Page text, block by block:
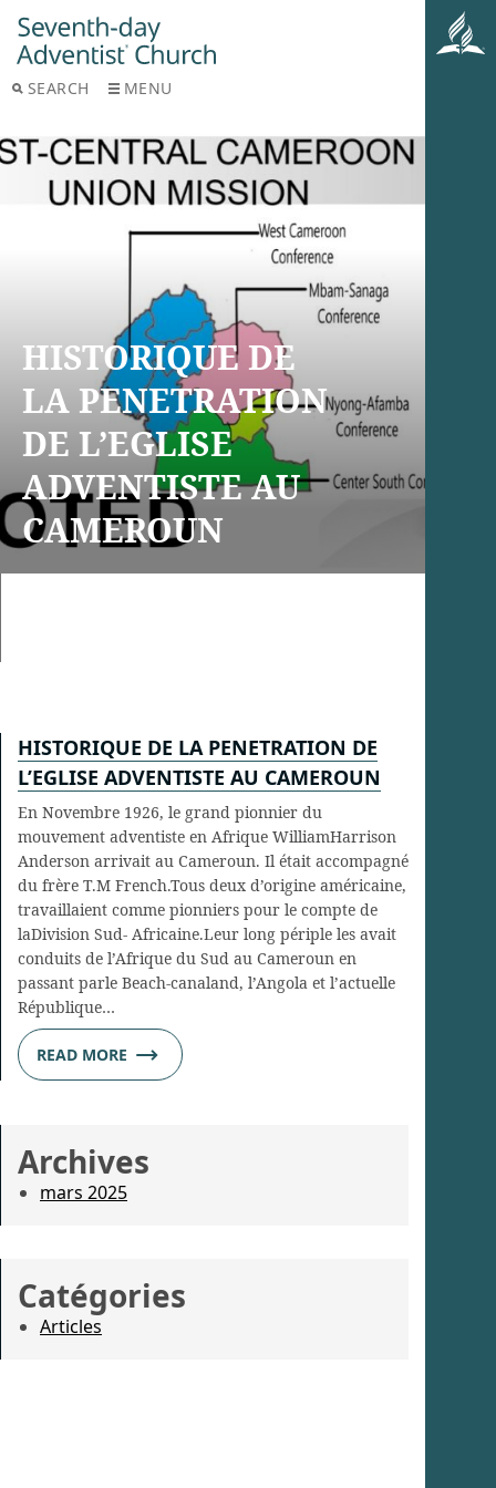
SEARCH MENU
HISTORIQUE DE
LA PENETRATION
DE L’EGLISE
ADVENTISTE AU
CAMEROUN
HISTORIQUE DE LA PENETRATION DE
L’EGLISE ADVENTISTE AU CAMEROUN
En Novembre 1926, le grand pionnier du
mouvement adventiste en Afrique WilliamHarrison
Anderson arrivait au Cameroun. Il était accompagné
du frère T.M French.Tous deux d’origine américaine,
travaillaient comme pionniers pour le compte de
laDivision Sud- Africaine.Leur long périple les avait
conduits de l’Afrique du Sud au Cameroun en
passant parle Beach-canaland, l’Angola et l’actuelle
République…
READ MORE
Archives
mars 2025
Catégories
Articles